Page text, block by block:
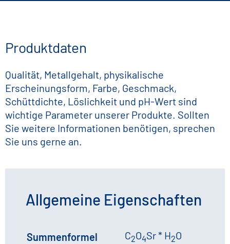
Produktdaten
Qualität, Metallgehalt, physikalische
Erscheinungsform, Farbe, Geschmack,
Schüttdichte, Löslichkeit und pH-Wert sind
wichtige Parameter unserer Produkte. Sollten
Sie weitere Informationen benötigen, sprechen
Sie uns gerne an.
Allgemeine Eigenschaften
Summenformel C2O4Sr * H2O